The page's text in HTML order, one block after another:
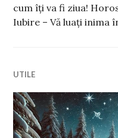
cum îți va fi ziua!
Iubire – Vă luați inima
UTILE